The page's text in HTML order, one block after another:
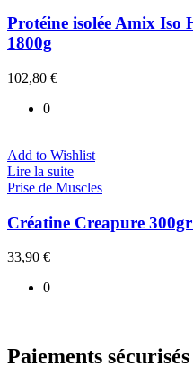
Protéine isolée Amix
1800g
102,80 €
0
Add to Wishlist
Lire la suite
Prise de Muscles
Créatine Creapure
33,90 €
0
Paiements sécurisés